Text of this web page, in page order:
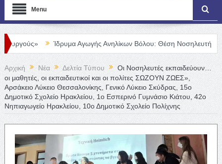
Menu
Ίδρυμα Αγωγής Ανηλίκων Βόλου: Θέση Νοσηλευτή Θέση
Αρχική Νέα Δελτία Τύπου
Οι Νοσηλευτές εκπαιδεύουν…
οι μαθητές, οι εκπαιδευτικοί και οι πολίτες ΣΩΖΟΥΝ ΖΩΕΣ»,
Αρσάκειο Λύκειο Θεσσαλονίκης, Γενικό Λύκειο Σκύδρας, 15ο
Δημοτικό Σχολείο Ηρακλείου, 1ο Εσπερινό Γυμνάσιο Κιάτου, 42ο
Νηπιαγωγείο Ηρακλείου, 10ο Δημοτικό Σχολείο Πολίχνης